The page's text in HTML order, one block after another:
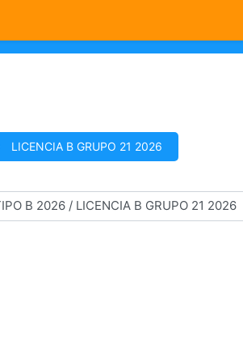
LICENCIA B GRUPO 21 2026